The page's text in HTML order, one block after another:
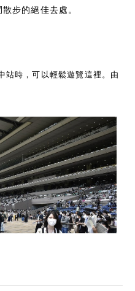
步的絕佳去處。
時，可以輕鬆遊覽這裡。由